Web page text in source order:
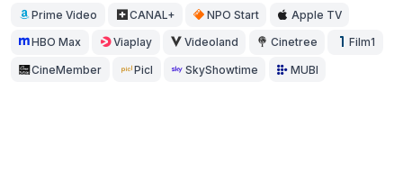
Prime Video CANAL+ NPO Start Apple TV
HBO Max Viaplay Videoland Cinetree Film1
CineMember Picl SkyShowtime MUBI